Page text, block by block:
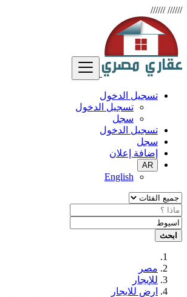
//////
//////
تسجيل الدخول
تسجيل الدخول
سجل
تسجيل الدخول
سجل
إضافة إعلان
AR
English
ابحث
مصر
للإيجار
ارض للايجار